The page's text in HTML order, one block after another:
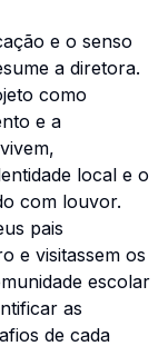
e o senso
a diretora.
como
e a
local e o
com louvor.
pais
e visitassem os
escolar
as
de cada